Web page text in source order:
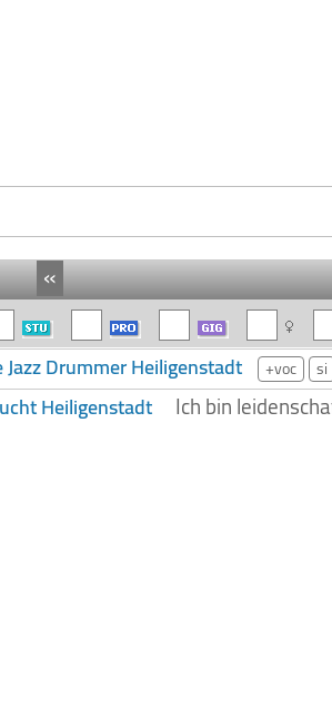
«
Jazz Drummer Heiligenstadt +voc si
Heiligenstadt Ich bin